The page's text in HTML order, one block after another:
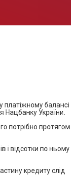
платіжному балансі
Нацбанку України.
потрібно протягом
і відсотки по ньому
кредиту слід